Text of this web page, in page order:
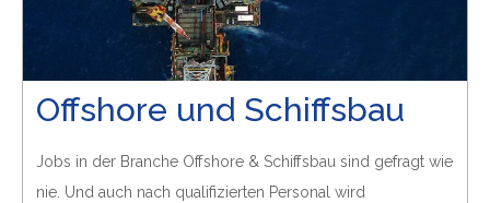
unserer Website widerrufen werden. Weiterführende
Informationen zum Datenschutz bei Tintschl und über
Tintschl selbst finden Sie in unserer
Offshore und Schiffsbau
Jobs in der Branche Offshore & Schiffsbau sind gefragt wie
nie. Und auch nach qualifizierten Personal wird